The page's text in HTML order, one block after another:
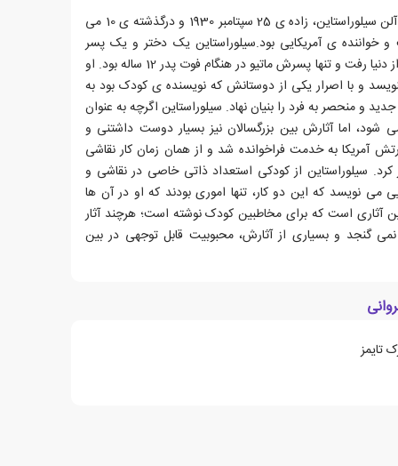
شل سیلوراستاین با نام کامل شلدون آلن سیلوراستاین، زاده ی 25 سپتامبر 1930 و درگذشته ی 10 می
و خواننده ی آمریکایی بود.سیلوراستاین یک دختر و یک پسر
داشت. دخترش شوشانا در 11 سالگی از دنیا رفت و تنها پسرش ماتیو در هنگام فوت پدر 12 ساله بود. او
و با اصرار یکی از دوستانش که نویسنده ی کودک بود به
و منحصر به فرد را بنیان نهاد. سیلوراستاین اگرچه به عنوان
اما آثارش بین بزرگسالان نیز بسیار دوست داشتنی و
است.او در سال 1950 در ارتش آمریکا به خدمت فراخوانده شد و از همان زمان کار نقاشی
کرد. سیلوراستاین از کودکی استعداد ذاتی خاصی در نقاشی و
نویسد که این دو کار، تنها اموری بودند که او در آن ها
آثاری است که برای مخاطبین کودک نوشته است؛ هرچند آثار
گنجد و بسیاری از آثارش، محبوبیت قابل توجهی در بین
تایمز